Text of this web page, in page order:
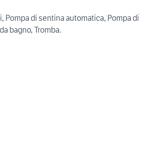
di sentina automatica, Pompa di
bagno, Tromba.